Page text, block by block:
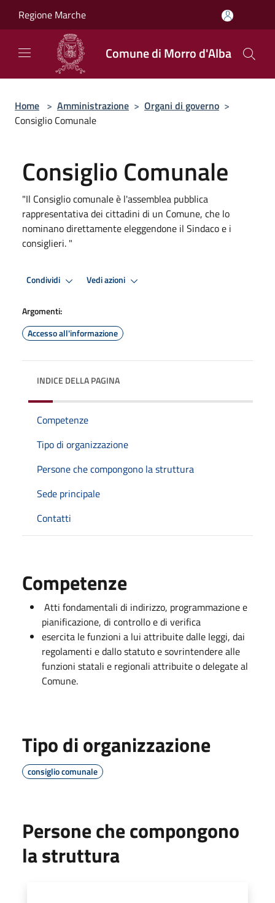
Regione Marche
Comune di Morro d'Alba
Home > Amministrazione > Organi di governo >
Consiglio Comunale
Consiglio Comunale
"Il Consiglio comunale è l'assemblea pubblica
rappresentativa dei cittadini di un Comune, che lo
nominano direttamente eleggendone il Sindaco e i
consiglieri. "
Condividi Vedi azioni
Argomenti:
Accesso all'informazione
INDICE DELLA PAGINA
Competenze
Tipo di organizzazione
Persone che compongono la struttura
Sede principale
Contatti
Competenze
Atti fondamentali di indirizzo, programmazione e
pianificazione, di controllo e di verifica
esercita le funzioni a lui attribuite dalle leggi, dai
regolamenti e dallo statuto e sovrintendere alle
funzioni statali e regionali attribuite o delegate al
Comune.
Tipo di organizzazione
consiglio comunale
Persone che compongono
la struttura